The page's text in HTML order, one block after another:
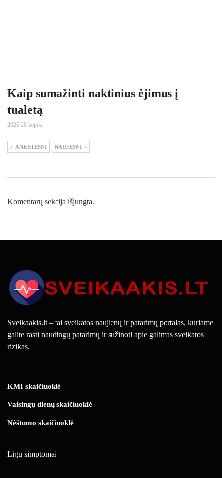
Kaip sumažinti naktinius ėjimus į
tualetą
2026 28 liepos
ANKSTESNI NAUJESNI
Komentarų sekcija išjungta.
Sveikaakis.lt – tai sveikatos naujienų ir patarimų portalas, kuriame
galite rasti naudingų patarimų ir sužinoti apie galimas sveikatos
rizikas.
KMI skaičiuoklė
Vaisingų dienų skaičiuoklė
Nėštumo skaičiuoklė
Ligų simptomai